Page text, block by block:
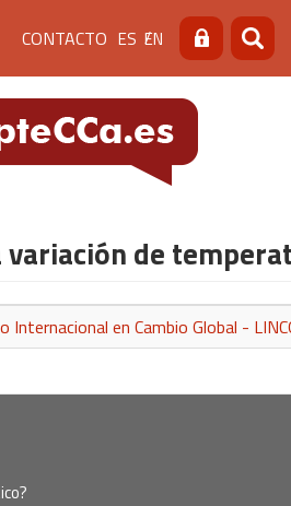
Menú
de
cabecera
[contacto]
CONTACTO ES EN Buscar
de
Internacional en Cambio Global -